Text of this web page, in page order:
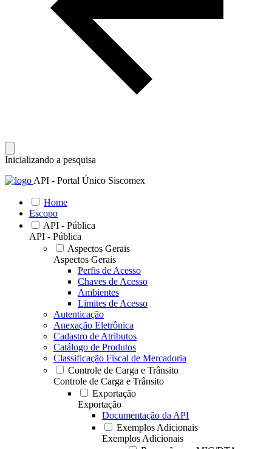
Inicializando a pesquisa
API - Portal Único Siscomex
Home
Escopo
API - Pública
API - Pública
Aspectos Gerais
Aspectos Gerais
Perfis de Acesso
Chaves de Acesso
Ambientes
Limites de Acesso
Autenticação
Anexação Eletrônica
Cadastro de Atributos
Catálogo de Produtos
Classificação Fiscal de Mercadoria
Controle de Carga e Trânsito
Controle de Carga e Trânsito
Exportação
Exportação
Documentação da API
Exemplos Adicionais
Exemplos Adicionais